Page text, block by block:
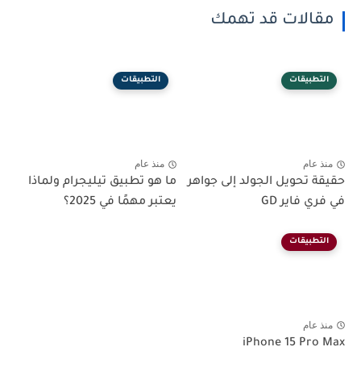
مقالات قد تهمك
التطبيقات
منذ عام
حقيقة تحويل الجولد إلى جواهر
في فري فاير GD
التطبيقات
منذ عام
ما هو تطبيق تيليجرام ولماذا
يعتبر مهمًا في 2025؟
التطبيقات
منذ عام
iPhone 15 Pro Max